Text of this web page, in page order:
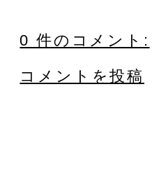
0 件のコメント:
コメントを投稿